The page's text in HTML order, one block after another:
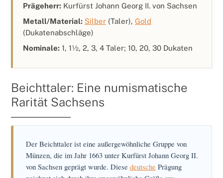
Prägeherr: Kurfürst Johann Georg II. von Sachsen
Metall/Material: Silber (Taler), Gold
(Dukatenabschläge)
Nominale: 1, 1½, 2, 3, 4 Taler; 10, 20, 30 Dukaten
Beichttaler: Eine numismatische
Rarität Sachsens
Der Beichttaler ist eine außergewöhnliche Gruppe von
Münzen, die im Jahr 1663 unter Kurfürst Johann Georg II.
von Sachsen geprägt wurde. Diese deutsche Prägung